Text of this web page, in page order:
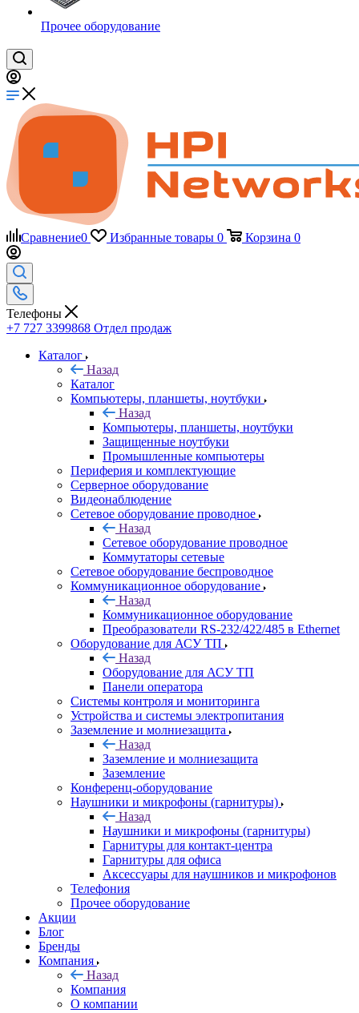
Прочее оборудование
Сравнение0 Избранные товары 0 Корзина 0
Телефоны
+7 727 3399868 Отдел продаж
Каталог
Назад
Каталог
Компьютеры, планшеты, ноутбуки
Назад
Компьютеры, планшеты, ноутбуки
Защищенные ноутбуки
Промышленные компьютеры
Периферия и комплектующие
Серверное оборудование
Видеонаблюдение
Сетевое оборудование проводное
Назад
Сетевое оборудование проводное
Коммутаторы сетевые
Сетевое оборудование беспроводное
Коммуникационное оборудование
Назад
Коммуникационное оборудование
Преобразователи RS-232/422/485 в Ethernet
Оборудование для АСУ ТП
Назад
Оборудование для АСУ ТП
Панели оператора
Системы контроля и мониторинга
Устройства и системы электропитания
Заземление и молниезащита
Назад
Заземление и молниезащита
Заземление
Конференц-оборудование
Наушники и микрофоны (гарнитуры)
Назад
Наушники и микрофоны (гарнитуры)
Гарнитуры для контакт-центра
Гарнитуры для офиса
Аксессуары для наушников и микрофонов
Телефония
Прочее оборудование
Акции
Блог
Бренды
Компания
Назад
Компания
О компании